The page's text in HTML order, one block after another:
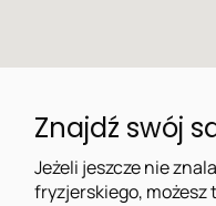
Znajdź swój
Jeżeli jeszcze nie
fryzjerskiego, możesz